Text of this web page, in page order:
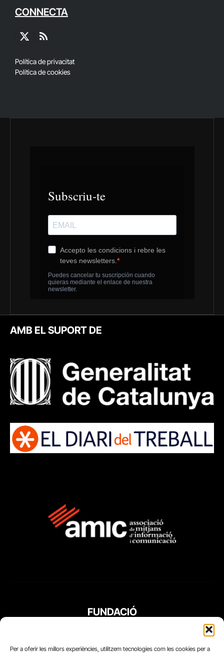
Per a oferir les millors experiències, utilitzem tecnologies com les cookies per a
CONNECTA
X
RSS
Política de privacitat
Política de cookies
AMB EL SUPORT DE
FUNDACIÓ